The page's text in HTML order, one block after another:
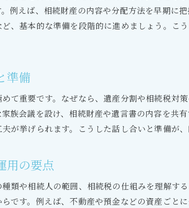
実例から学ぶ相続トラブル回避の
資産運用に強い相続プランニング術
相続資産を守るための運用プラン
相続プランと資産運用の最適な組
相続定期預金と資金運用のポイント
相続資金に適した定期預金のポイ
相続定期預金と資産運用の併用方
例えば、相続財産の内容や分配方法を早期に
、基本的な準備を段階的に進めましょう。こ
準備
て重要です。なぜなら、遺産分割や相続税対
族会議を設け、相続財産や遺言書の内容を共
が挙げられます。こうした話し合いと準備が、
用の要点
類や相続人の範囲、相続税の仕組みを理解す
です。例えば、不動産や預金などの資産ごと